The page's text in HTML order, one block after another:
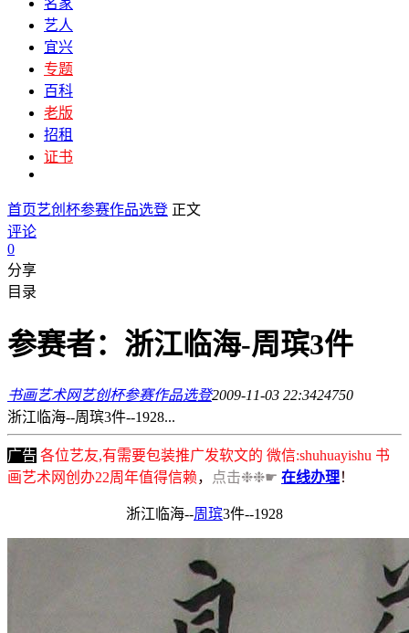
艺人
宜兴
专题
百科
老版
招租
证书
首页艺创杯参赛作品选登 正文
评论
0
分享
目录
参赛者：浙江临海-周瑸3件
书画艺术网艺创杯参赛作品选登2009-11-03 22:3424750
浙江临海--周瑸3件--1928...
广告 各位艺友,有需要包装推广发软文的 微信:shuhuayishu 书
画艺术网创办22周年值得信赖， 点击❉❉☛ 在线办理！
浙江临海--周瑸3件--1928